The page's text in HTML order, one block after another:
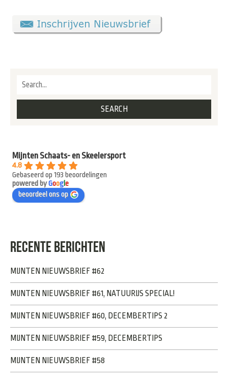
Mijnten Schaats- en Skeelersport
4.8
Gebaseerd op 193 beoordelingen
powered byGooge
beoordeel ons op
RECENTE BERICHTEN
MIJNTEN NIEUWSBRIEF #62
MIJNTEN NIEUWSBRIEF #61, NATUURIJS SPECIAL!
MIJNTEN NIEUWSBRIEF #60, DECEMBERTIPS 2
MIJNTEN NIEUWSBRIEF #59, DECEMBERTIPS
MIJNTEN NIEUWSBRIEF #58